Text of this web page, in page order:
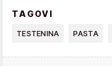
TAGOVI
TESTENINA PASTA